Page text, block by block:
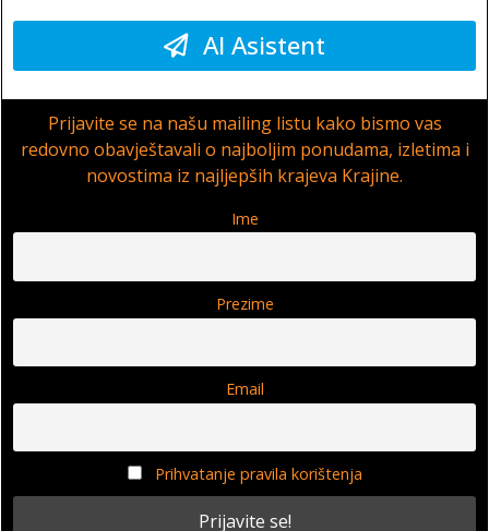
AI Asistent
Prijavite se na našu mailing listu kako bismo vas
redovno obavještavali o najboljim ponudama, izletima i
novostima iz najljepših krajeva Krajine.
Ime
Prezime
Email
Prihvatanje pravila korištenja